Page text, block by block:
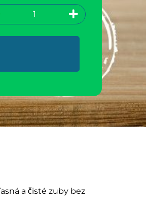
a čisté zuby bez